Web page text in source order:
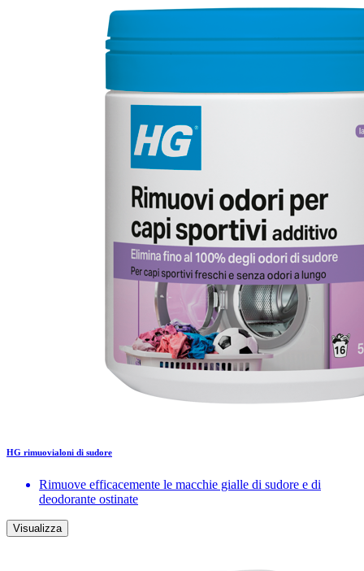
HG rimuovialoni di sudore
Rimuove efficacemente le macchie gialle di sudore e di
deodorante ostinate
Visualizza